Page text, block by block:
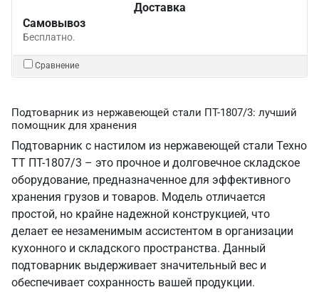
Доставка
Самовывоз
Бесплатно.
Сравнение
Подтоварник из нержавеющей стали ПТ-1807/3: лучший
помощник для хранения
Подтоварник с настилом из нержавеющей стали Техно
ТТ ПТ-1807/3 – это прочное и долговечное складское
оборудование, предназначенное для эффективного
хранения грузов и товаров. Модель отличается
простой, но крайне надежной конструкцией, что
делает ее незаменимым ассистентом в организации
кухонного и складского пространства. Данный
подтоварник выдерживает значительный вес и
обеспечивает сохранность вашей продукции.